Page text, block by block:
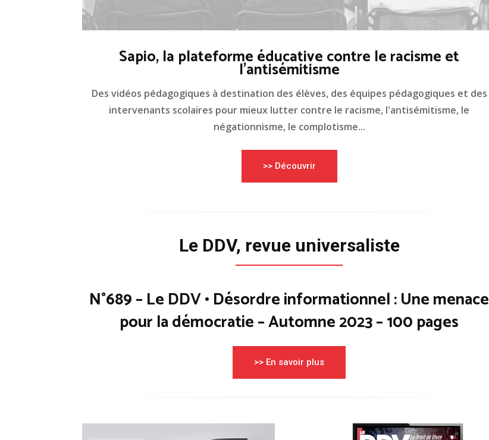
Sapio, la plateforme éducative contre le racisme et
l'antisémitisme
Des vidéos pédagogiques à destination des élèves, des équipes pédagogiques et des
intervenants scolaires pour mieux lutter contre le racisme, l'antisémitisme, le
négationnisme, le complotisme...
>> Découvrir
Le DDV, revue universaliste
N°689 – Le DDV • Désordre informationnel : Une menace
pour la démocratie – Automne 2023 – 100 pages
>> En savoir plus